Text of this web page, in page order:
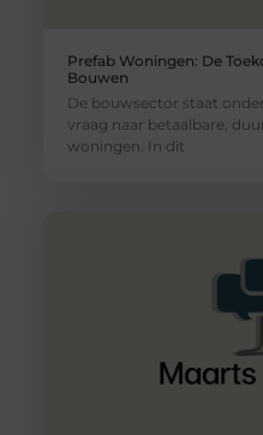
Prefab Woningen: De
Bouwen
De bouwsector staat
vraag naar betaalbare,
woningen. In dit